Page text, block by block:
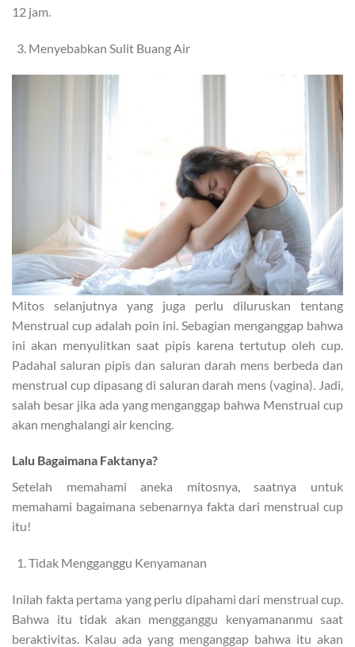
12 jam.
Menyebabkan Sulit Buang Air
Mitos selanjutnya yang juga perlu diluruskan tentang
Menstrual cup adalah poin ini. Sebagian menganggap bahwa
ini akan menyulitkan saat pipis karena tertutup oleh cup.
Padahal saluran pipis dan saluran darah mens berbeda dan
menstrual cup dipasang di saluran darah mens (vagina). Jadi,
salah besar jika ada yang menganggap bahwa Menstrual cup
akan menghalangi air kencing.
Lalu Bagaimana Faktanya?
Setelah memahami aneka mitosnya, saatnya untuk
memahami bagaimana sebenarnya fakta dari menstrual cup
itu!
Tidak Mengganggu Kenyamanan
Inilah fakta pertama yang perlu dipahami dari menstrual cup.
Bahwa itu tidak akan mengganggu kenyamananmu saat
beraktivitas. Kalau ada yang menganggap bahwa itu akan